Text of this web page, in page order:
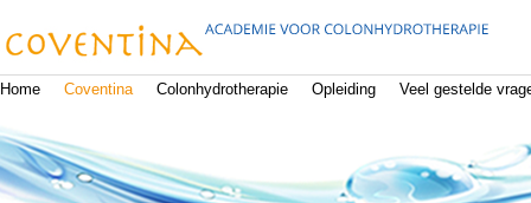
Home Coventina Colonhydrotherapie Opleiding Veel gestelde